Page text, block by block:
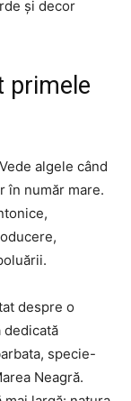
și decor
primele
algele când
în număr mare.
despre o
dedicată
specie-
Neagră.